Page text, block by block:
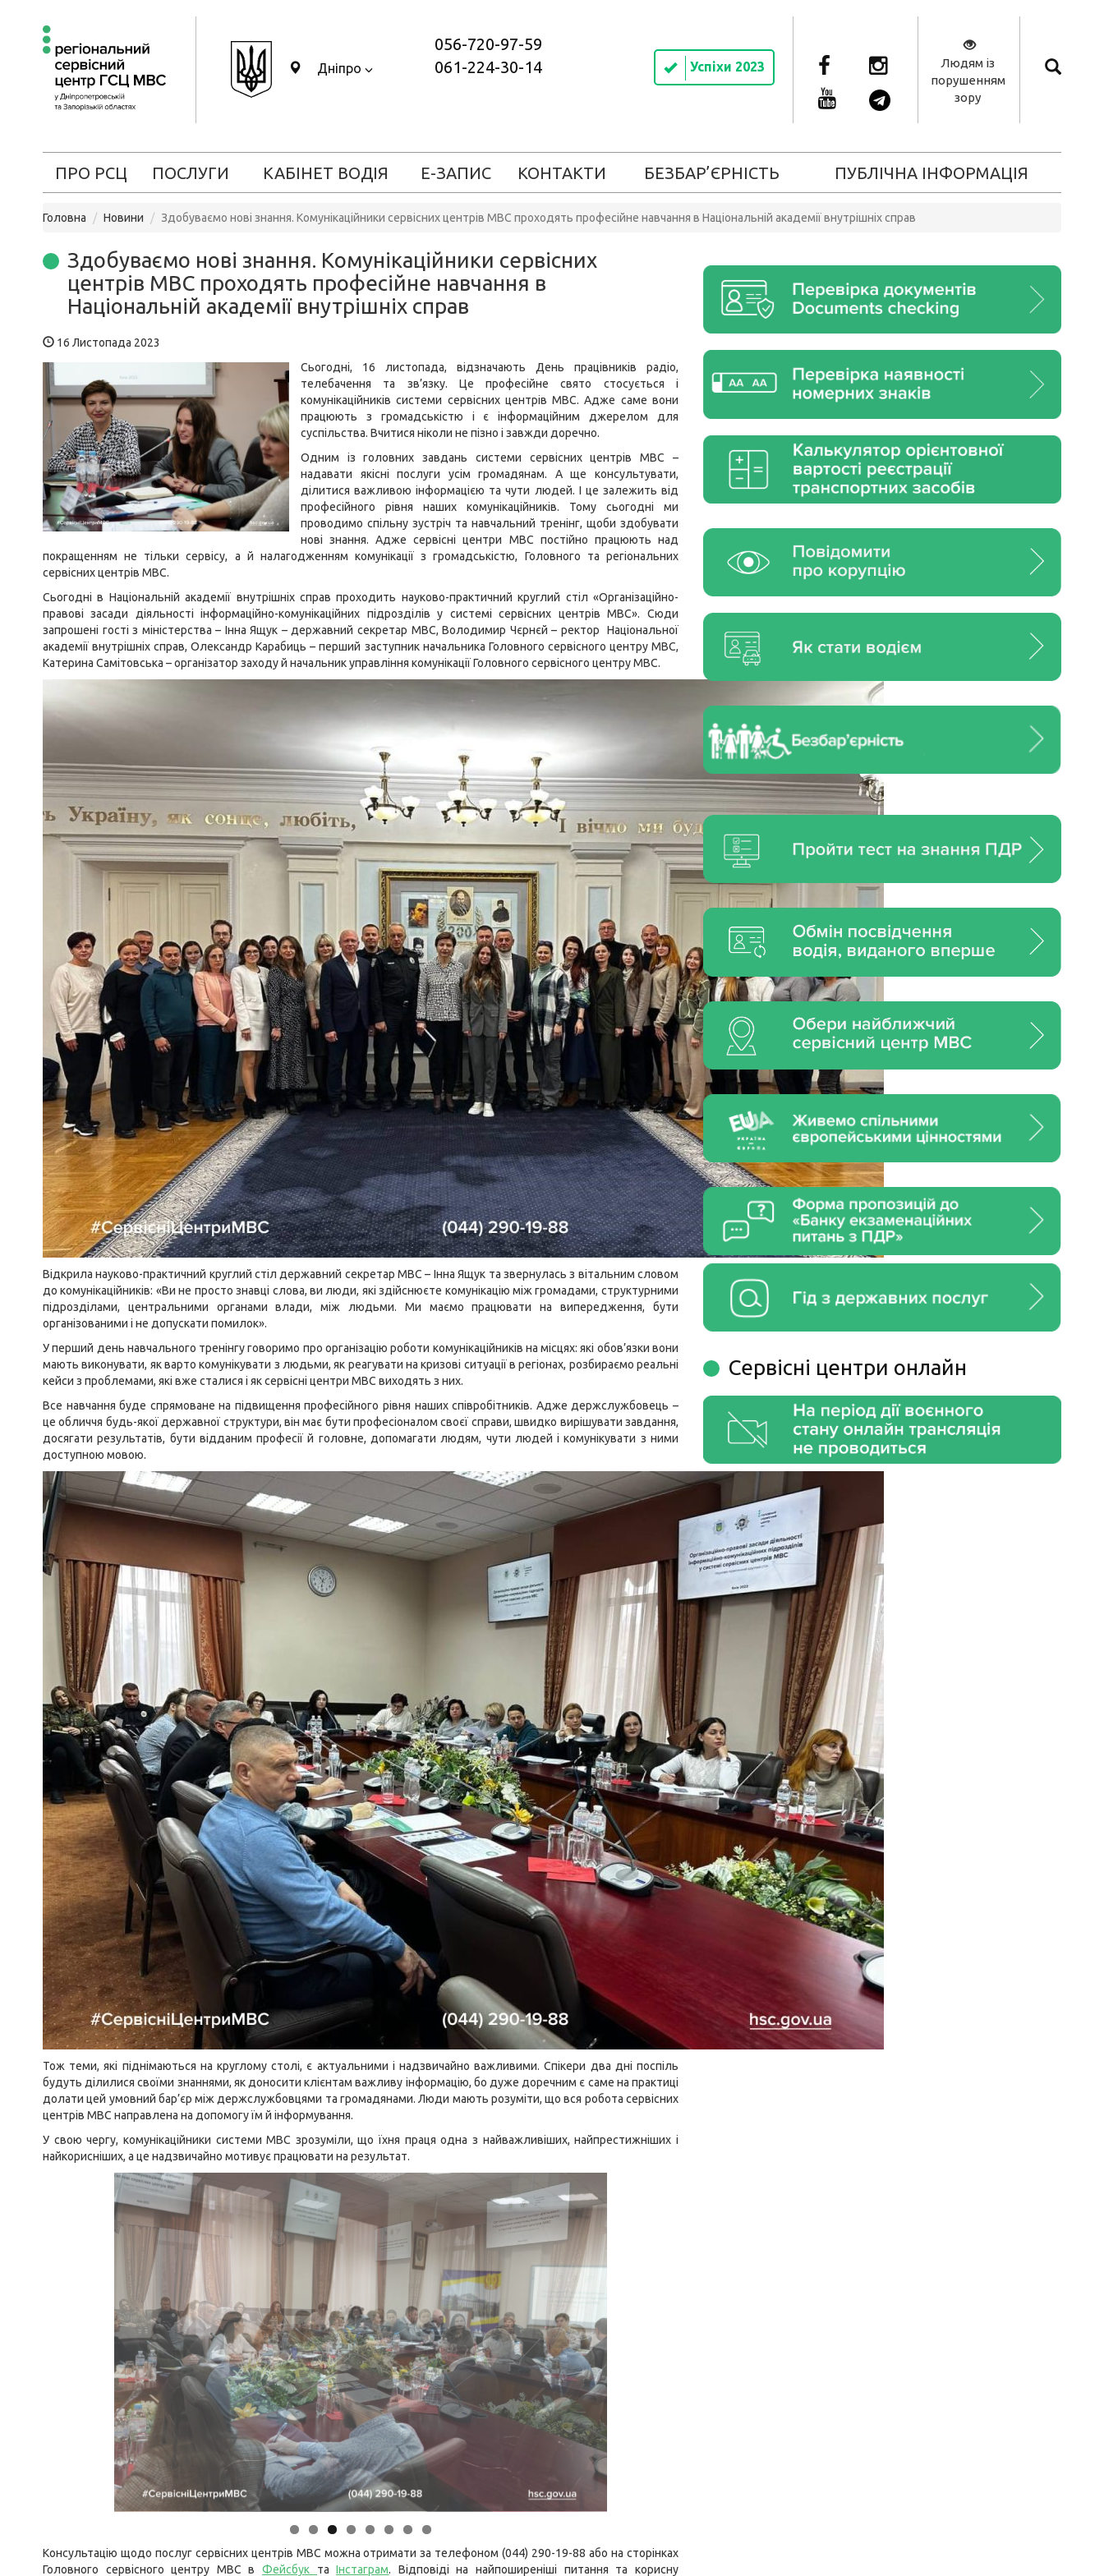
Дніпро
056-720-97-59
061-224-30-14
Успіхи 2023
Людям із
порушенням
зору
ПРО РСЦ ПОСЛУГИ КАБІНЕТ ВОДІЯ Е-ЗАПИС КОНТАКТИ БЕЗБАР’ЄРНІСТЬ ПУБЛІЧНА ІНФОРМАЦІЯ
Головна Новини Здобуваємо нові знання. Комунікаційники сервісних центрів МВС проходять професійне навчання в Національній академії внутрішніх справ
Здобуваємо нові знання. Комунікаційники сервісних
центрів МВС проходять професійне навчання в
Національній академії внутрішніх справ
16 Листопада 2023
Сьогодні, 16 листопада, відзначають День працівників радіо,
телебачення та зв’язку. Це професійне свято стосується і
комунікаційників системи сервісних центрів МВС. Адже саме вони
працюють з громадськістю і є інформаційним джерелом для
суспільства. Вчитися ніколи не пізно і завжди доречно.
Одним із головних завдань системи сервісних центрів МВС –
надавати якісні послуги усім громадянам. А ще консультувати,
ділитися важливою інформацією та чути людей. І це залежить від
професійного рівня наших комунікаційників. Тому сьогодні ми
проводимо спільну зустріч та навчальний тренінг, щоби здобувати
нові знання. Адже сервісні центри МВС постійно працюють над
покращенням не тільки сервісу, а й налагодженням комунікації з громадськістю, Головного та регіональних
сервісних центрів МВС.
Сьогодні в Національній академії внутрішніх справ проходить науково-практичний круглий стіл «Організаційно-
правові засади діяльності інформаційно-комунікаційних підрозділів у системі сервісних центрів МВС». Сюди
запрошені гості з міністерства – Інна Ящук – державний секретар МВС, Володимир Чєрнєй – ректор Національної
академії внутрішніх справ, Олександр Карабиць – перший заступник начальника Головного сервісного центру МВС,
Катерина Самітовська – організатор заходу й начальник управління комунікації Головного сервісного центру МВС.
Відкрила науково-практичний круглий стіл державний секретар МВС – Інна Ящук та звернулась з вітальним словом
до комунікаційників: «Ви не просто знавці слова, ви люди, які здійснюєте комунікацію між громадами, структурними
підрозділами, центральними органами влади, між людьми. Ми маємо працювати на випередження, бути
організованими і не допускати помилок».
У перший день навчального тренінгу говоримо про організацію роботи комунікаційників на місцях: які обов’язки вони
мають виконувати, як варто комунікувати з людьми, як реагувати на кризові ситуації в регіонах, розбираємо реальні
кейси з проблемами, які вже сталися і як сервісні центри МВС виходять з них.
Все навчання буде спрямоване на підвищення професійного рівня наших співробітників. Адже держслужбовець –
це обличчя будь-якої державної структури, він має бути професіоналом своєї справи, швидко вирішувати завдання,
досягати результатів, бути відданим професії й головне, допомагати людям, чути людей і комунікувати з ними
доступною мовою.
Тож теми, які піднімаються на круглому столі, є актуальними і надзвичайно важливими. Спікери два дні поспіль
будуть ділилися своїми знаннями, як доносити клієнтам важливу інформацію, бо дуже доречним є саме на практиці
долати цей умовний бар’єр між держслужбовцями та громадянами. Люди мають розуміти, що вся робота сервісних
центрів МВС направлена на допомогу їм й інформування.
У свою чергу, комунікаційники системи МВС зрозуміли, що їхня праця одна з найважливіших, найпрестижніших і
найкорисніших, а це надзвичайно мотивує працювати на результат.
Консультацію щодо послуг сервісних центрів МВС можна отримати за телефоном (044) 290-19-88 або на сторінках
Головного сервісного центру МВС вФейсбук таІнстаграм. Відповіді на найпоширеніші питання та корисну
Сервiснi центри онлайн